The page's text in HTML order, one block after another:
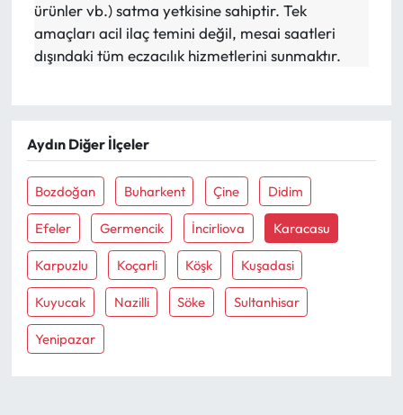
ürünler vb.) satma yetkisine sahiptir. Tek
amaçları acil ilaç temini değil, mesai saatleri
dışındaki tüm eczacılık hizmetlerini sunmaktır.
Aydın Diğer İlçeler
Bozdoğan Buharkent Çine Didim
Efeler Germencik İncirliova Karacasu
Karpuzlu Koçarli Köşk Kuşadasi
Kuyucak Nazilli Söke Sultanhisar
Yenipazar